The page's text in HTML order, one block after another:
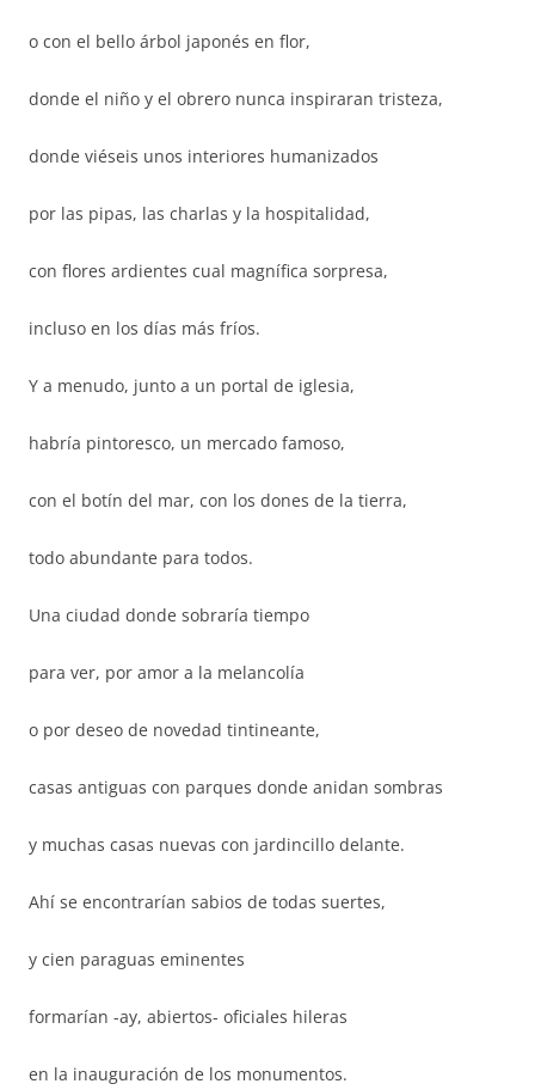
o con el bello árbol japonés en flor,
donde el niño y el obrero nunca inspiraran tristeza,
donde viéseis unos interiores humanizados
por las pipas, las charlas y la hospitalidad,
con flores ardientes cual magnífica sorpresa,
incluso en los días más fríos.
Y a menudo, junto a un portal de iglesia,
habría pintoresco, un mercado famoso,
con el botín del mar, con los dones de la tierra,
todo abundante para todos.
Una ciudad donde sobraría tiempo
para ver, por amor a la melancolía
o por deseo de novedad tintineante,
casas antiguas con parques donde anidan sombras
y muchas casas nuevas con jardincillo delante.
Ahí se encontrarían sabios de todas suertes,
y cien paraguas eminentes
formarían -ay, abiertos- oficiales hileras
en la inauguración de los monumentos.